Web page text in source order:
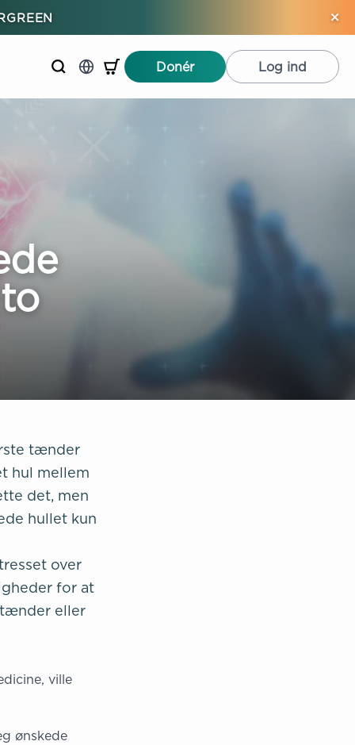
×
Donér Log ind
tænder
hul mellem
det, men
hullet kun
over
for at
eller
ville
ønskede